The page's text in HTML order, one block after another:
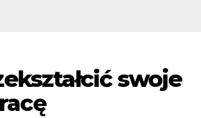
swoje